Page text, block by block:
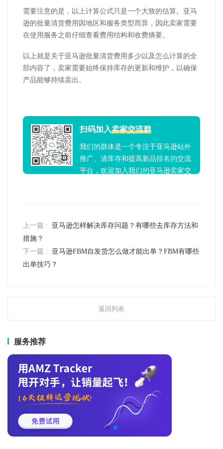
需要注意的是，以上计算公式只是一个大致的估算。亚马
逊的批量清货费用因地区和服务类型而异，因此卖家需要
在使用服务之前仔细查看费用结构和收费摘要。
以上就是关于亚马逊批量清货费用多少以及怎么计算的全
部内容了，卖家需要始终保持库存的更新和维护，以确保
产品能够持续卖出。
扫码加入卖家交流群
我们的群体是一个专注于亚马逊站外
推广、清库存和提高新品排名的交流
平台，欢迎加入我们的亚马逊卖家交
上一篇 :
亚马逊怎样解决库存问题？有哪些去库存方法和
措施？
下一篇 :
亚马逊FBM自发货怎么做才能出单？FBM有哪些
出单技巧？
返回列表
服务推荐